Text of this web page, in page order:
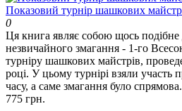
Показовий турнір шашкових
0
Ця книга являє собою щось подібне
незвичайного змагання - 1-го
турніру шашкових майстрів,
році. У цьому турнірі взяли участь
часу, а саме змагання було
775 грн.